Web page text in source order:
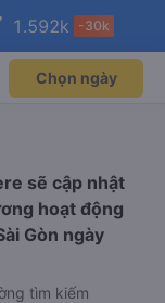
Mở app
Mở app
1.592k -30k
Chọn ngày
sẽ cập nhật
hoạt động
Gòn ngày
tìm kiếm